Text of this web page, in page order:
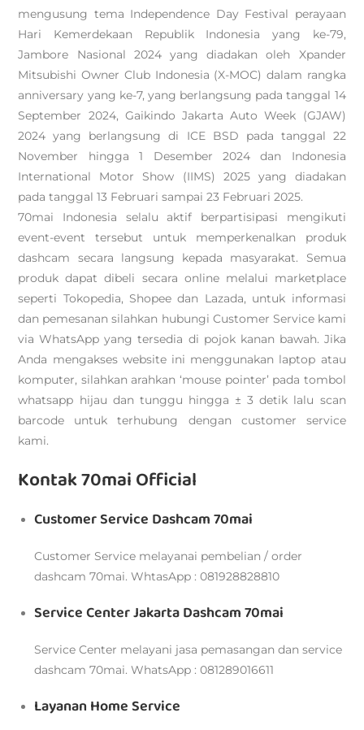
mengusung tema Independence Day Festival perayaan
Hari Kemerdekaan Republik Indonesia yang ke-79,
Jambore Nasional 2024 yang diadakan oleh Xpander
Mitsubishi Owner Club Indonesia (X-MOC) dalam rangka
anniversary yang ke-7, yang berlangsung pada tanggal 14
September 2024, Gaikindo Jakarta Auto Week (GJAW)
2024 yang berlangsung di ICE BSD pada tanggal 22
November hingga 1 Desember 2024 dan Indonesia
International Motor Show (IIMS) 2025 yang diadakan
pada tanggal 13 Februari sampai 23 Februari 2025.
70mai Indonesia selalu aktif berpartisipasi mengikuti
event-event tersebut untuk memperkenalkan produk
dashcam secara langsung kepada masyarakat. Semua
produk dapat dibeli secara online melalui marketplace
seperti Tokopedia, Shopee dan Lazada, untuk informasi
dan pemesanan silahkan hubungi Customer Service kami
via WhatsApp yang tersedia di pojok kanan bawah. Jika
Anda mengakses website ini menggunakan laptop atau
komputer, silahkan arahkan ‘mouse pointer’ pada tombol
whatsapp hijau dan tunggu hingga ± 3 detik lalu scan
barcode untuk terhubung dengan customer service
kami.
Kontak 70mai Official
Customer Service Dashcam 70mai
Customer Service melayanai pembelian / order
dashcam 70mai. WhtasApp : 081928828810
Service Center Jakarta Dashcam 70mai
Service Center melayani jasa pemasangan dan service
dashcam 70mai. WhatsApp : 081289016611
Layanan Home Service